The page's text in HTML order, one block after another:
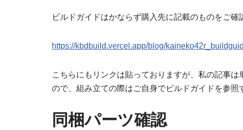
ビルドガイドはかならず購入先に記載のものをご確
https://kbdbuild.vercel.app/blog/
こちらにもリンクは貼っておりますが、私の記事
ので、組み立ての際はご自身でビルドガイドを参照
同梱パーツ確認